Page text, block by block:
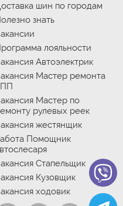
шин по городам
знать
лояльности
Автоэлектрик
Мастер ремонта
Мастер по
рулевых реек
жестянщик
Помощник
Стапельщик
Кузовщик
ходовик